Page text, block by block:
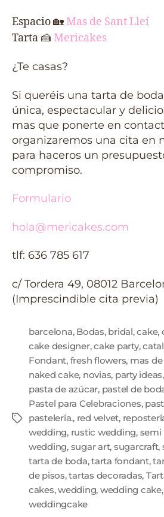
Espacio🏡Mas de Sant Lleí
Tarta 🍰 Mericakes
¿Te casas?
Si queréis una tarta de
única, espectacular y
mas que ponerte en
organizaremos una cita en
para haceros un
compromiso.
Formulario
hola@mericakes.com
tlf: 636 785 617
c/ Tordera 49, 08012
(Imprescindible cita previa)
barcelona, Bodas, bridal,cake,
cake designer,cake party,
Fondant, fresh flowers, mas
naked cake, novias, party ideas,
pasta de azúcar, pastel de
Pastel para Celebraciones,
pastelería., red velvet,
wedding, rustic wedding, semi
wedding, sugar art, sugarcraft,
tarta de boda,tarta fondant,
de pisos,tartas decoradas,
cakes,wedding, wedding cake
weddingcake